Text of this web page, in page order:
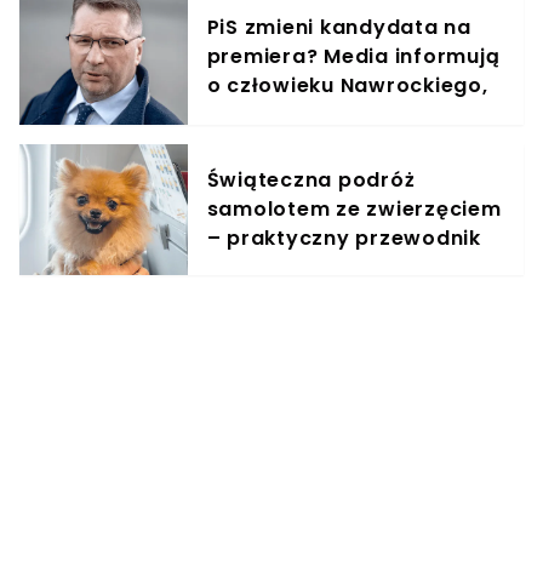
PiS zmieni kandydata na
premiera? Media informują
o człowieku Nawrockiego,
Świąteczna podróż
samolotem ze zwierzęciem
– praktyczny przewodnik